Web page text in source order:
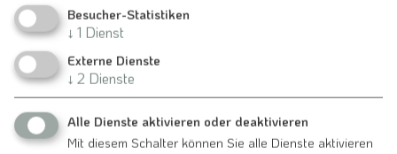
Schmiedgasse 1
91790 Nennslingen
09147-9411-0
info@vg-nennslingen.de
Besucher-Statistiken
↓ 1 Dienst
Externe Dienste
↓ 2 Dienste
Alle Dienste aktivieren oder deaktivieren
Mit diesem Schalter können Sie alle Dienste aktivieren